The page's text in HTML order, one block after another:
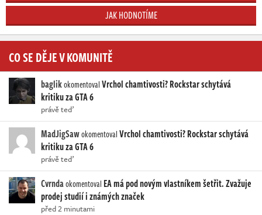
JAK HODNOTÍME
CO SE DĚJE V KOMUNITĚ
baglikokomentovalVrchol chamtivosti? Rockstar schytává
kritiku za GTA 6
právě teď
MadJigSawokomentovalVrchol chamtivosti? Rockstar schytává
kritiku za GTA 6
právě teď
Cvrndaokomentoval EA má pod novým vlastníkem šetřit. Zvažuje
prodej studií i známých značek
před 2 minutami